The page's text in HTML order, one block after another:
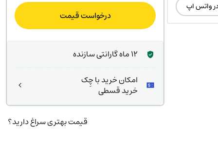
در واتس اپ
درخواست قیمت
12 ماه گارانتی سازنده
امکان خرید با چِک
خرید قسطی
قیمت بهتری سراغ دارید؟